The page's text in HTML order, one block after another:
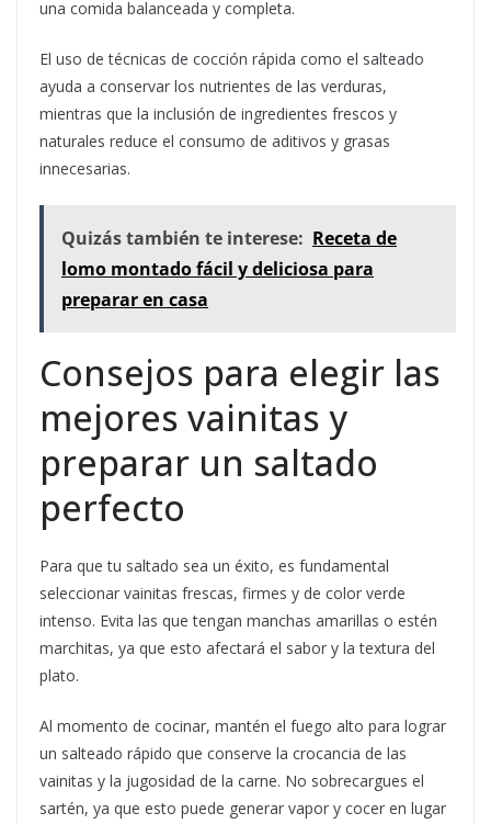
una comida balanceada y completa.
El uso de técnicas de cocción rápida como el salteado
ayuda a conservar los nutrientes de las verduras,
mientras que la inclusión de ingredientes frescos y
naturales reduce el consumo de aditivos y grasas
innecesarias.
Quizás también te interese: Receta de
lomo montado fácil y deliciosa para
preparar en casa
Consejos para elegir las
mejores vainitas y
preparar un saltado
perfecto
Para que tu saltado sea un éxito, es fundamental
seleccionar vainitas frescas, firmes y de color verde
intenso. Evita las que tengan manchas amarillas o estén
marchitas, ya que esto afectará el sabor y la textura del
plato.
Al momento de cocinar, mantén el fuego alto para lograr
un salteado rápido que conserve la crocancia de las
vainitas y la jugosidad de la carne. No sobrecargues el
sartén, ya que esto puede generar vapor y cocer en lugar